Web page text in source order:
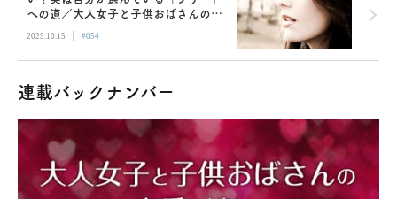
への道／大人女子と子供おばさんの恋
2025.10.15 | #054
連載バックナンバー